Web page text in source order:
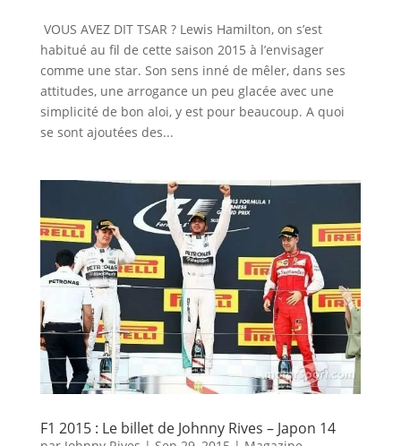
VOUS AVEZ DIT TSAR ? Lewis Hamilton, on s’est
habitué au fil de cette saison 2015 à l’envisager
comme une star. Son sens inné de mêler, dans ses
attitudes, une arrogance un peu glacée avec une
simplicité de bon aloi, y est pour beaucoup. A quoi
se sont ajoutées des...
F1 2015 : Le billet de Johnny Rives – Japon 14